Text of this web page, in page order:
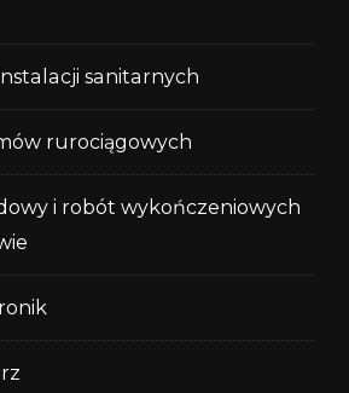
sanitarnych
rurociągowych
i robót wykończeniowych